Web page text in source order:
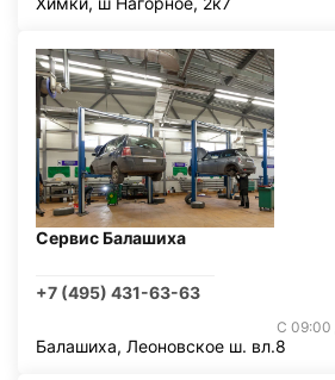
Сервис Балашиха
+7 (495) 431-63-63
С 09:00
Балашиха, Леоновское ш. вл.8